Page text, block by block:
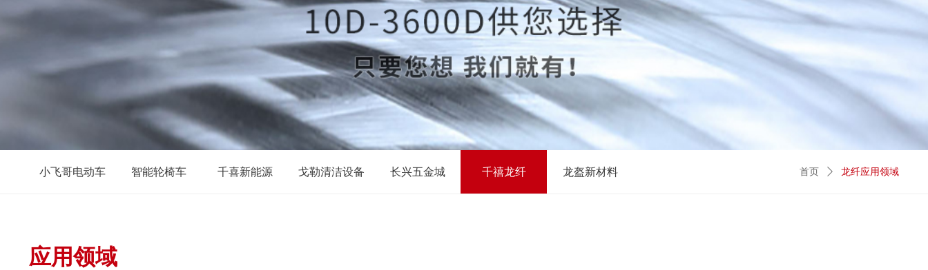
首页 ꄲ 龙纤应用领域
小飞哥电动车 智能轮椅车 千喜新能源 戈勒清洁设备 长兴五金城 千禧龙纤 龙盔新材料
应用领域